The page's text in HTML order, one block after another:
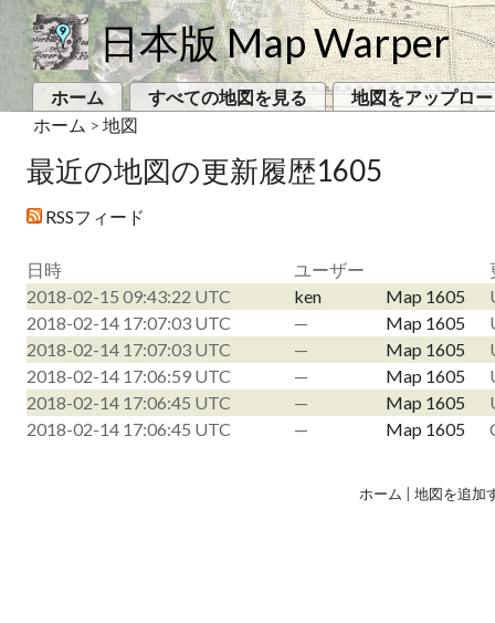
日本版 Map Warper
ホーム すべての地図を見る
地図をアップロ
ホーム > 地図
最近の地図の更新履歴1605
RSSフィード
日時 ユーザー
2018-02-15 09:43:22 UTC
ken Map 1605
2018-02-14 17:07:03 UTC
— Map 1605
2018-02-14 17:07:03 UTC
— Map 1605
2018-02-14 17:06:59 UTC
— Map 1605
2018-02-14 17:06:45 UTC
— Map 1605
2018-02-14 17:06:45 UTC
— Map 1605
ホーム 地図を追加